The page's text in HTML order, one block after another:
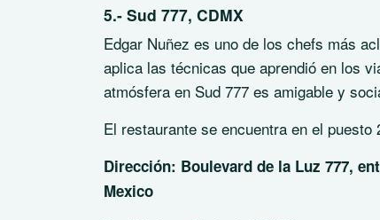
5.- Sud 777, CDMX
Edgar Nuñez es uno de los chefs más
aplica las técnicas que aprendió en los
atmósfera en Sud 777 es amigable y
El restaurante se encuentra en el
Dirección: Boulevard de la Luz 777,
Mexico